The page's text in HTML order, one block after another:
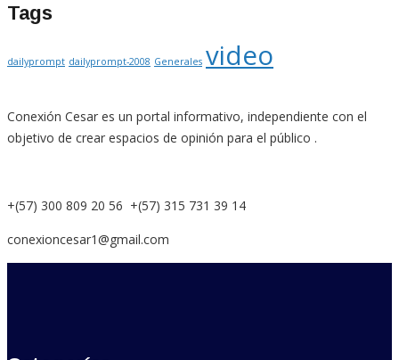
Tags
dailyprompt dailyprompt-2008 Generales video
Conexión Cesar es un portal informativo, independiente con el
objetivo de crear espacios de opinión para el público .
+(57) 300 809 20 56 +(57) 315 731 39 14
conexioncesar1@gmail.com